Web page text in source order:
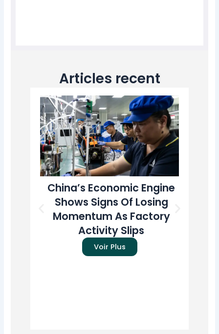
Articles recent
China’s Economic Engine
Shows Signs Of Losing
Momentum As Factory
Activity Slips
Voir Plus